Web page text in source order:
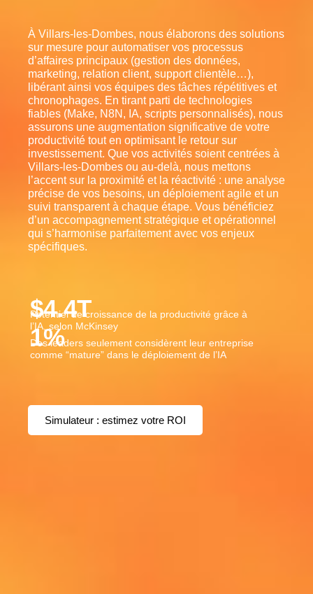
À Villars-les-Dombes, nous élaborons des solutions
sur mesure pour automatiser vos processus
d’affaires principaux (gestion des données,
marketing, relation client, support clientèle…),
libérant ainsi vos équipes des tâches répétitives et
chronophages. En tirant parti de technologies
fiables (Make, N8N, IA, scripts personnalisés), nous
assurons une augmentation significative de votre
productivité tout en optimisant le retour sur
investissement. Que vos activités soient centrées à
Villars-les-Dombes ou au-delà, nous mettons
l’accent sur la proximité et la réactivité : une analyse
précise de vos besoins, un déploiement agile et un
suivi transparent à chaque étape. Vous bénéficiez
d’un accompagnement stratégique et opérationnel
qui s’harmonise parfaitement avec vos enjeux
spécifiques.
Potentiel de croissance de la productivité grâce à
l’IA, selon McKinsey
$4.4T
Des leaders seulement considèrent leur entreprise
comme “mature” dans le déploiement de l’IA
1%
Simulateur : estimez votre ROI